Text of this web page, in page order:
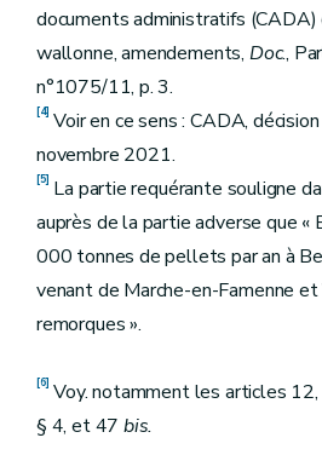
documents administratifs (CADA)
wallonne, amendements, Doc.,
n°1075/11, p. 3.
[4] Voir en ce sens : CADA,
novembre 2021.
[5] La partie requérante souligne
auprès de la partie adverse que
000 tonnes de pellets par an à
venant de Marche-en-Famenne
remorques ».
[6] Voy. notamment les articles 12,
§ 4, et 47bis.